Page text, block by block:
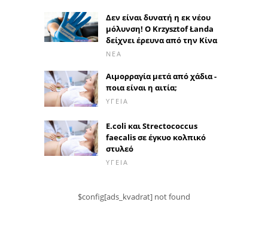
Δεν είναι δυνατή η εκ νέου
μόλυνση! Ο Krzysztof Łanda
δείχνει έρευνα από την Κίνα
ΝΈΑ
Αιμορραγία μετά από χάδια -
ποια είναι η αιτία;
ΥΓΕΊΑ
E.coli και Strectococcus
faecalis σε έγκυο κολπικό
στυλεό
ΥΓΕΊΑ
$config[ads_kvadrat] not found